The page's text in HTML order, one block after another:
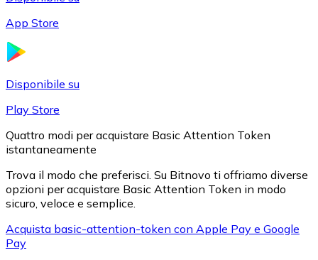
App Store
Disponibile su
Play Store
Quattro modi per acquistare Basic Attention Token
istantaneamente
Trova il modo che preferisci. Su Bitnovo ti offriamo diverse
opzioni per acquistare Basic Attention Token in modo
sicuro, veloce e semplice.
Acquista basic-attention-token con Apple Pay e Google
Pay